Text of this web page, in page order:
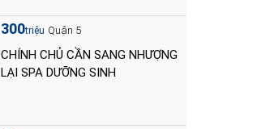
300triệu Quận 5
CHÍNH CHỦ CẦN SANG NHƯỢNG
LẠI SPA DƯỠNG SINH